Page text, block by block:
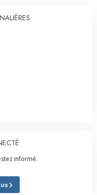
informé.